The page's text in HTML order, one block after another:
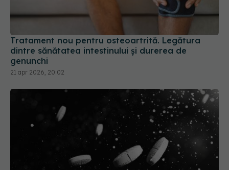
Tratament nou pentru osteoartrită. Legătura
dintre sănătatea intestinului și durerea de
genunchi
21 apr 2026, 20:02